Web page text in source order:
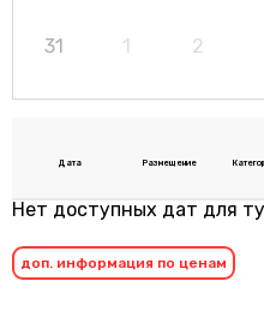
31 1 2
Дата Размещение
Нет доступных дат для
доп. информация по ценам